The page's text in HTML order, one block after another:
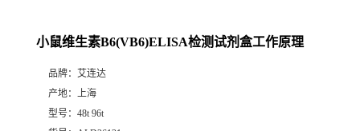
小鼠维生素B6(VB6)ELISA检测试剂盒工作原理
品牌： 艾连达
产地： 上海
型号： 48t 96t